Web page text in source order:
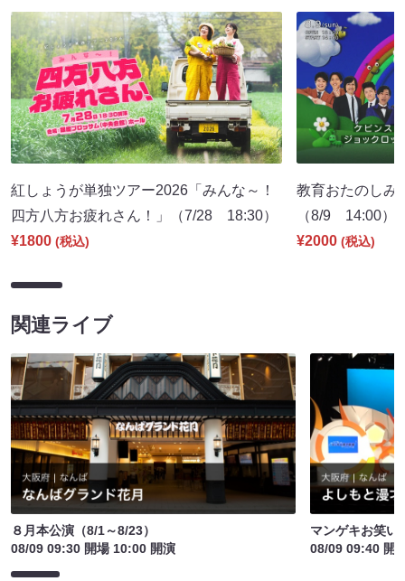
紅しょうが単独ツアー2026「みんな～！
四方八方お疲れさん！」（7/28 18:30）
¥1800 (税込)
教育おたのしみ
（8/9 14:00）
¥2000 (税込)
関連ライブ
８月本公演（8/1～8/23）
08/09 09:30 開場 10:00 開演
マンゲキお笑い
08/09 09:40 開